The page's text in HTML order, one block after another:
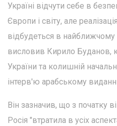
Україні відчути себе в
Європи і світу, але
відбудеться в
висловив Кирило Буданов,
України та колишній
інтерв'ю арабському
Він зазначив, що з початку
Росія "втратила в усіх